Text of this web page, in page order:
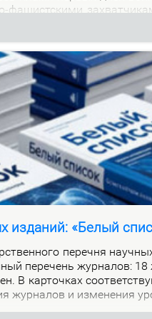
фа­шист­ски­ми
изданий: «Белый
пе­реч­ня
пе­ре­чень жур­на­лов:
В кар­точ­ках
жур­на­лов и из­ме­не­ния